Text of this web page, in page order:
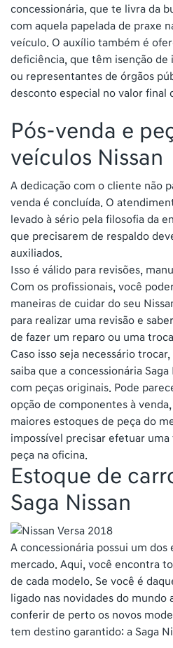
concessionária, que te livra da
com aquela papelada de praxe
veículo. O auxílio também é
deficiência, que têm isenção
ou representantes de órgãos
desconto especial no valor final
Pós-venda e
veículos Nissan
A dedicação com o cliente não
venda é concluída. O
levado à sério pela filosofia da
que precisarem de respaldo
auxiliados.
Isso é válido para revisões,
Com os profissionais, você
maneiras de cuidar do seu
para realizar uma revisão e
de fazer um reparo ou uma
Caso isso seja necessário
saiba que a concessionária
com peças originais. Pode
opção de componentes à
maiores estoques de peça do
impossível precisar efetuar
peça na oficina.
Estoque de
Saga Nissan
A concessionária possui um
mercado. Aqui, você encontra
de cada modelo. Se você é
ligado nas novidades do
conferir de perto os novos
tem destino garantido: a Saga